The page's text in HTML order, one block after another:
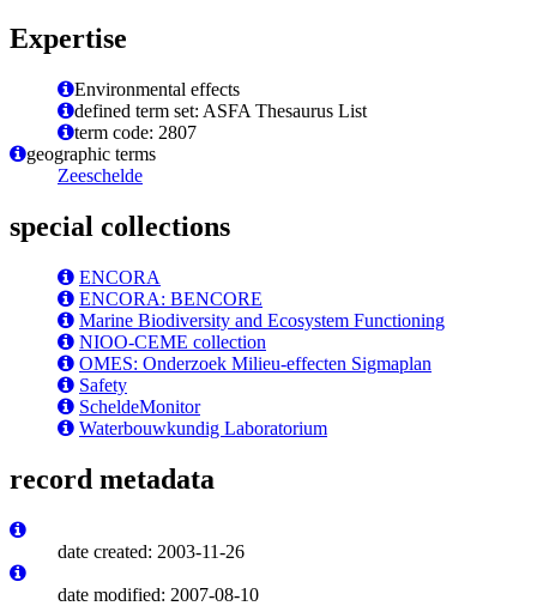
Expertise
Environmental effects
defined term set: ASFA Thesaurus List
term code: 2807
geographic terms
Zeeschelde
special collections
ENCORA
ENCORA: BENCORE
Marine Biodiversity and Ecosystem Functioning
NIOO-CEME collection
OMES: Onderzoek Milieu-effecten Sigmaplan
Safety
ScheldeMonitor
Waterbouwkundig Laboratorium
record metadata
date created: 2003-11-26
date modified: 2007-08-10